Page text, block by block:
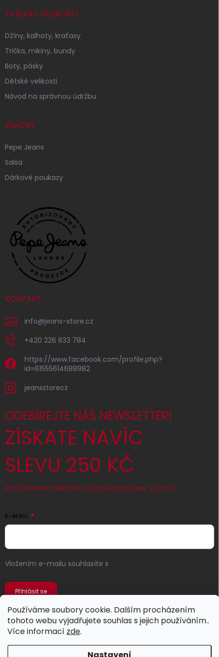
Používáme soubory cookie. Dalším procházením
tohoto webu vyjadřujete souhlas s jejich používáním..
Více informací zde.
TABULKY VELIKOSTÍ
Džíny, kalhoty, kraťasy
Trička, mikiny, bundy
Boty, pásky
Dětské velikosti
Návod na správnou údržbu
ZNAČKY
Pepe Jeans
Salsa
Dárkové poukazy
KONTAKT
info@jeans-store.cz
+420 226 633 784
https://www.facebook.com/profile.php?
id=61555614688982
jeansstorecz
ODEBÍREJTE NÁŠ NEWSLETTER!
ZÍSKATE NAVÍC
SLEVU 250 KČ
PLATÍ PRO PRVNÍ NÁKUP PŘI CELKOVÉ HODNOTĚ MIN. 2 500 KČ
E-MAIL
Vložením e-mailu souhlasíte s
Přihlásit se